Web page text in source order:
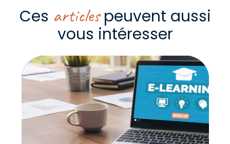
Ces articlespeuvent aussi
vous intéresser